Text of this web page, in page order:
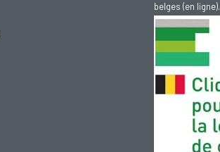
belges (en ligne).